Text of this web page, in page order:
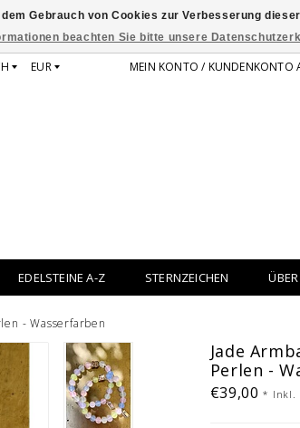
EUR MEIN KONTO / KUNDENKONTO
EDELSTEINE A-Z STERNZEICHEN
- Wasserfarben
Jade
Perlen -
€39,00* Inkl.
Gebrauch von Cookies zur Verbesserung
beachten Sie bitte unsere